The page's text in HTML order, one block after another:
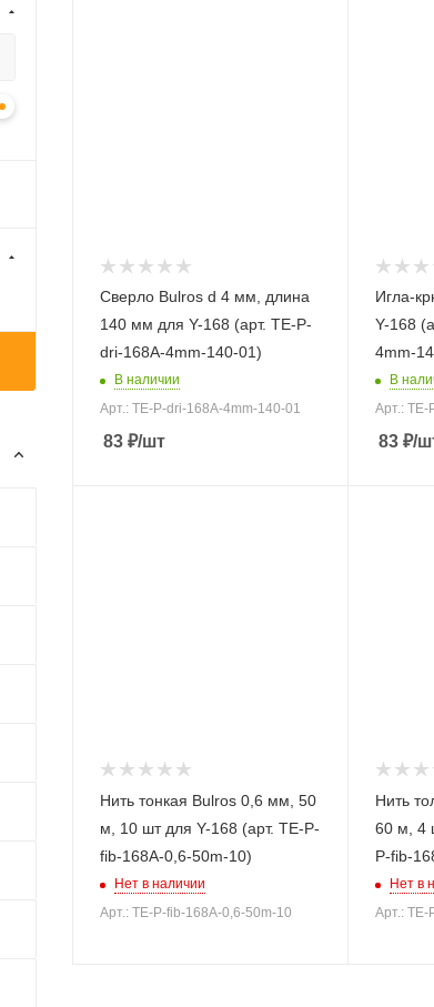
Сверло Bulros d 4 мм, длина
140 мм для Y-168 (арт. TE-P-
dri-168A-4mm-140-01)
В наличии
Арт.: TE-P-dri-168A-4mm-140-01
83 ₽/шт
Игла-
Y-168
4mm-
В
Арт.:
83 ₽/
Нить тонкая Bulros 0,6 мм, 50
м, 10 шт для Y-168 (арт. TE-P-
fib-168A-0,6-50m-10)
Нет в наличии
Арт.: TE-P-fib-168A-0,6-50m-10
Нить
60 м, 4
P-fib-
Нет в
Арт.: